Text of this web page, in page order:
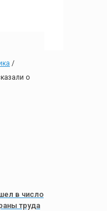
/
о
в число
труда